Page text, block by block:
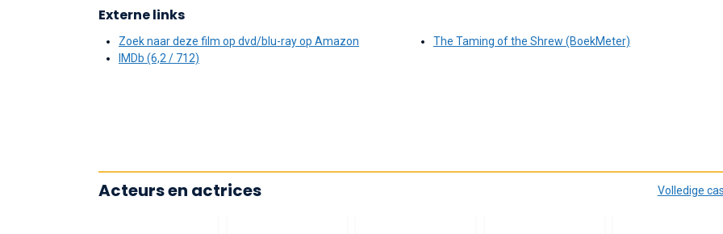
Externe links
Zoek naar deze film op dvd/blu-ray op Amazon
IMDb (6,2 / 712)
The Taming of the Shrew (BoekMeter)
Volledige
Acteurs en actrices